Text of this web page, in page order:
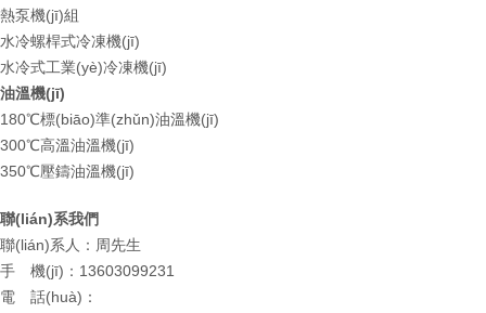
熱泵機(jī)組
水冷螺桿式冷凍機(jī)
水冷式工業(yè)冷凍機(jī)
油溫機(jī)
180℃標(biāo)準(zhǔn)油溫機(jī)
300℃高溫油溫機(jī)
350℃壓鑄油溫機(jī)
聯(lián)系我們
聯(lián)系人：周先生
手 機(jī)：13603099231
電 話(huà)：